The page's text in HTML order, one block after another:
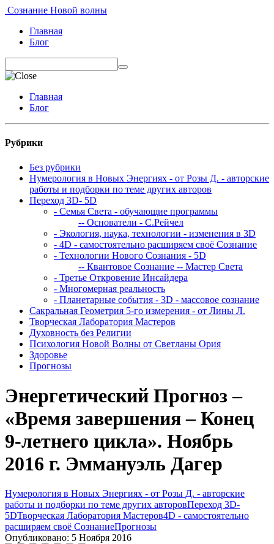
Сознание Новой волны
Главная
Блог
Главная
Блог
Рубрики
Без рубрики
Нумерология в Новых Энергиях - от Розы Д. - авторские
работы и подборки по теме других авторов
Переход 3D- 5D
- Семья Света - обучающие программы
-- Основатели - С.Рейчел
- Экология, наука, технологии - изменения в 3D
- 4D - самостоятельно расширяем своё Сознание
- Технологии Нового Сознания - 5D
-- Квантовое Сознание -- Мастер Света
- Третье Откровение Инсайдера
- Многомерная реальность
- Планетарные события - 3D - массовое сознание
Сакральная Геометрия 5-го измерения - от Лины Л.
Творческая Лаборатория Мастеров
Духовность без Религии
Психология Новой Волны от Светланы Ория
Здоровье
Прогнозы
Энергетический Прогноз –
«Время завершения – Конец
9-летнего цикла». Ноябрь
2016 г. Эммануэль Дагер
Нумерология в Новых Энергиях - от Розы Д. - авторские
работы и подборки по теме других авторовПереход 3D-
5DТворческая Лаборатория Мастеров4D - самостоятельно
расширяем своё СознаниеПрогнозы
Опубликовано: 5 Ноября 2016